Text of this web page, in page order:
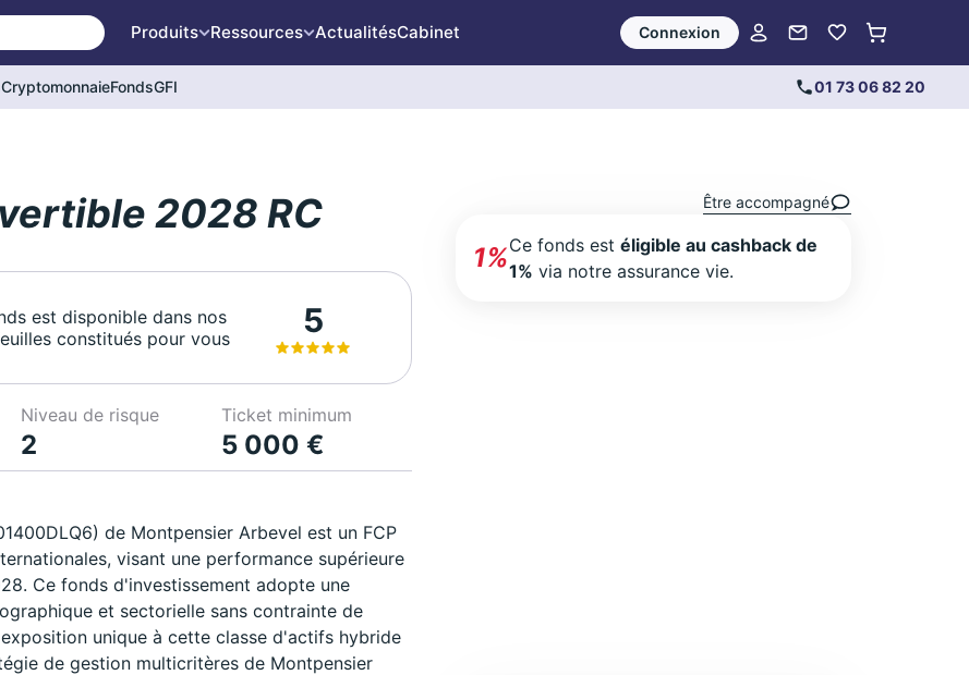
Produits Ressources ActualitésCabinet Connexion
CryptomonnaieFondsGFI 01 73 06 82 20
2028 RC
est disponible dans nos
constitués pour vous
5
Niveau de risque
2
Ticket minimum
5 000 €
de Montpensier Arbevel est un FCP
visant une performance supérieure
Ce fonds d'investissement adopte une
et sectorielle sans contrainte de
unique à cette classe d'actifs hybride
de gestion multicritères de Montpensier
Être accompagné
1%Ce fonds estéligible au cashback de
1% via notre assurance vie.